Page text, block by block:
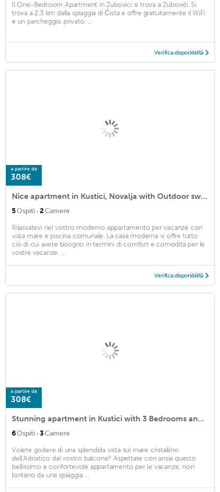
Il One-Bedroom Apartment in Zubovici si trova a Zubovići. Si
trova a 2,3 km dalla spiaggia di Čista e offre gratuitamente il WiFi
e un parcheggio privato. ...
Verifica disponibilità
a partire da
308€
Nice apartment in Kustici, Novalja with Outdoor swimming pool, WiFi and 2 Bedrooms
5Ospiti · 2Camere
Rilassatevi nel vostro moderno appartamento per vacanze con
vista mare e piscina comunale. La casa moderna vi offre tutto
ciò di cui avete bisogno in termini di comfort e comodità per le
vostre vacanze. ...
Verifica disponibilità
a partire da
308€
Stunning apartment in Kustici with 3 Bedrooms and WiFi
6Ospiti · 3Camere
Volete godere di una splendida vista sul mare cristallino
dell'Adriatico dal vostro balcone? Aspettate con ansia questo
bellissimo e confortevole appartamento per le vacanze, non
lontano da una spiaggia ...